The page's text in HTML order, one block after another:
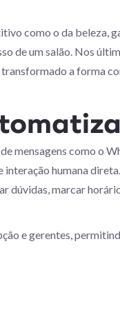
como o da beleza,
de um salão. Nos
a forma
mensagens como o
humana
dúvidas, marcar
e gerentes,